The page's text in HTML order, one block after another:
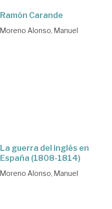
Ramón Carande
Moreno Alonso, Manuel
La guerra del inglés en
España (1808-1814)
Moreno Alonso, Manuel